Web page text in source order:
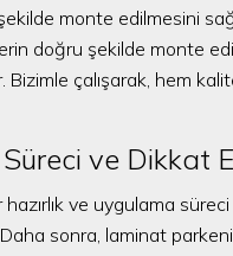
monte edilmesini
doğru şekilde monte
Bizimle çalışarak, hem
ve Dikkat
ve uygulama
sonra, laminat